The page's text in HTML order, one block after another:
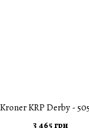
3 465 грн